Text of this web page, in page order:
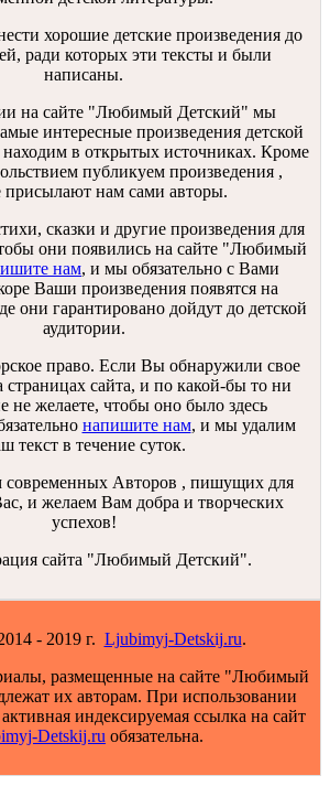
хорошие детские произведения до
ради которых эти тексты и были
написаны.
на сайте "Любимый Детский" мы
интересные произведения детской
находим в открытых источниках. Кроме
публикуем произведения ,
присылают нам сами авторы.
сказки и другие произведения для
они появились на сайте "Любимый
нам, и мы обязательно с Вами
Ваши произведения появятся на
они гарантировано дойдут до детской
аудитории.
право. Если Вы обнаружили свое
страницах сайта, и по какой-бы то ни
не желаете, чтобы оно было здесь
напишите нам, и мы удалим
текст в течение суток.
Авторов , пишущих для
и желаем Вам добра и творческих
успехов!
сайта "Любимый Детский".
- 2019 г. Ljubimyj-Detskij.ru.
размещенные на сайте "Любимый
их авторам. При использовании
индексируемая ссылка на сайт
Detskij.ru обязательна.